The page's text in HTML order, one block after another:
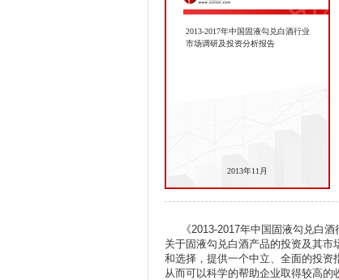
2013-2017年中国固液勾兑白酒行业
市场调研及投资分析报告
2013年11月
《2013-2017年中国固液勾兑白酒
关于固液勾兑白酒产品的投资及其
和选择，提供一个中立、全面的投资
从而可以科学的帮助企业取得较高